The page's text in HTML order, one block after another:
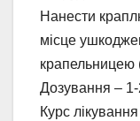
Нанести
місце
крапельницею
Дозування – 1-
Курс